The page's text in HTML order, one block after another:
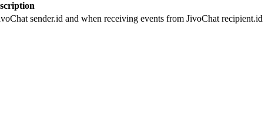
sender.id and when receiving events from JivoChat recipient.id